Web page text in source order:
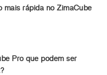
mais rápida no ZimaCube
Pro que podem ser